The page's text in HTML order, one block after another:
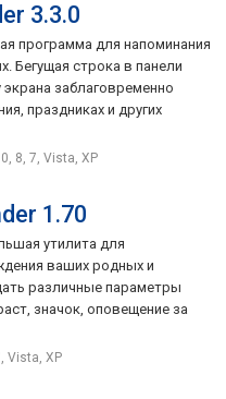
3.3.0
программа для напоминания
Бегущая строка в панели
экрана заблаговременно
праздниках и других
8, 7, Vista, XP
1.70
утилита для
ваших родных и
различные параметры
значок, оповещение за
Vista, XP